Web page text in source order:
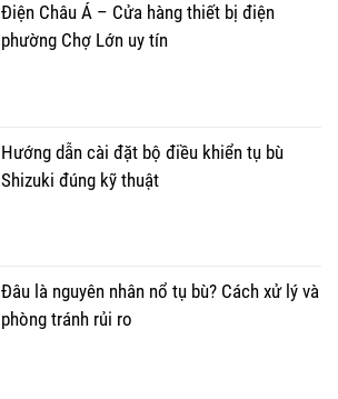
Điện Châu Á – Cửa hàng thiết bị điện
phường Chợ Lớn uy tín
Hướng dẫn cài đặt bộ điều khiển tụ bù
Shizuki đúng kỹ thuật
Đâu là nguyên nhân nổ tụ bù? Cách xử lý và
phòng tránh rủi ro